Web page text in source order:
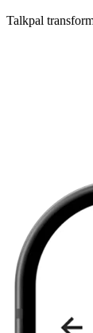
Talkpal